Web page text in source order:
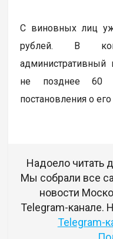
С виновных лиц
рублей. В
не позднее 60
постановления о
Надоело читать
Мы собрали все
новости
Telegram-канале.
Telegram-